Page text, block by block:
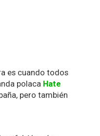
es cuando todos
polaca Hate
pero también